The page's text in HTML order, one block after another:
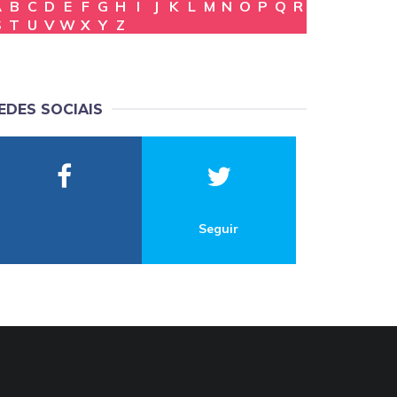
B C D E F G H I J K L M N O P Q R
T U V W X Y Z
SOCIAIS
Seguir